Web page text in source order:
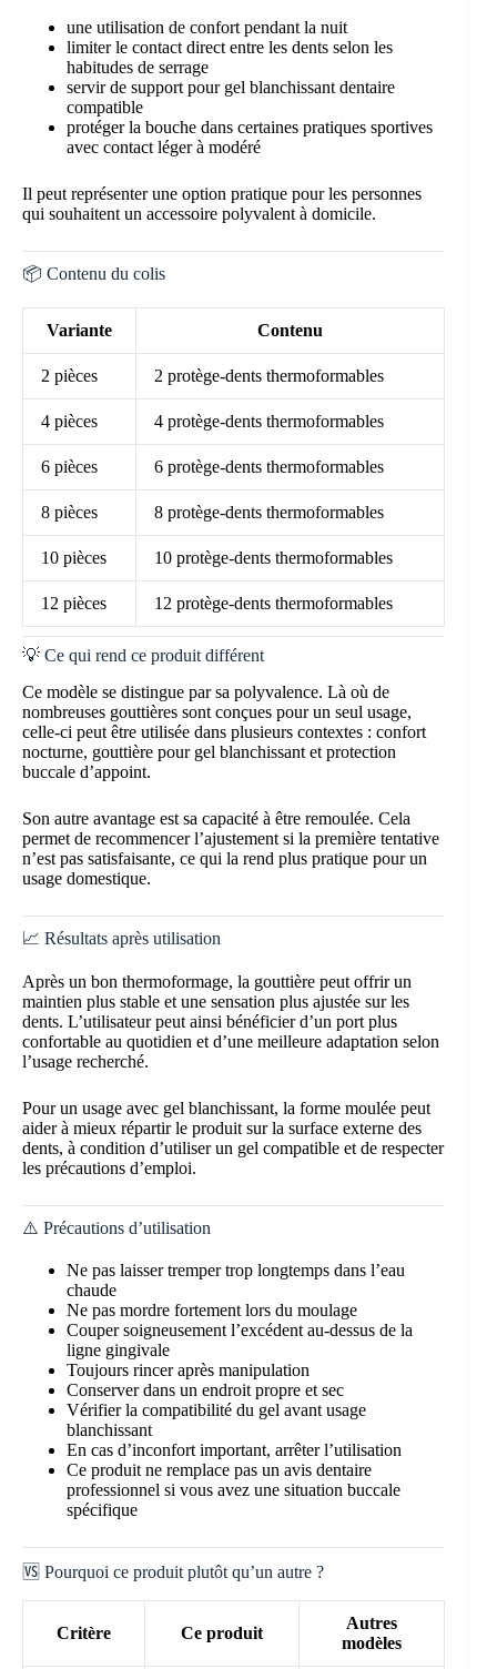
une utilisation de confort pendant la nuit
limiter le contact direct entre les dents selon les
habitudes de serrage
servir de support pour gel blanchissant dentaire
compatible
protéger la bouche dans certaines pratiques sportives
avec contact léger à modéré
Il peut représenter une option pratique pour les personnes
qui souhaitent un accessoire polyvalent à domicile.
📦 Contenu du colis
Variante Contenu
2 pièces 2 protège-dents thermoformables
4 pièces 4 protège-dents thermoformables
6 pièces 6 protège-dents thermoformables
8 pièces 8 protège-dents thermoformables
10 pièces 10 protège-dents thermoformables
12 pièces 12 protège-dents thermoformables
💡 Ce qui rend ce produit différent
Ce modèle se distingue par sa polyvalence. Là où de
nombreuses gouttières sont conçues pour un seul usage,
celle-ci peut être utilisée dans plusieurs contextes : confort
nocturne, gouttière pour gel blanchissant et protection
buccale d’appoint.
Son autre avantage est sa capacité à être remoulée. Cela
permet de recommencer l’ajustement si la première tentative
n’est pas satisfaisante, ce qui la rend plus pratique pour un
usage domestique.
📈 Résultats après utilisation
Après un bon thermoformage, la gouttière peut offrir un
maintien plus stable et une sensation plus ajustée sur les
dents. L’utilisateur peut ainsi bénéficier d’un port plus
confortable au quotidien et d’une meilleure adaptation selon
l’usage recherché.
Pour un usage avec gel blanchissant, la forme moulée peut
aider à mieux répartir le produit sur la surface externe des
dents, à condition d’utiliser un gel compatible et de respecter
les précautions d’emploi.
⚠️ Précautions d’utilisation
Ne pas laisser tremper trop longtemps dans l’eau
chaude
Ne pas mordre fortement lors du moulage
Couper soigneusement l’excédent au-dessus de la
ligne gingivale
Toujours rincer après manipulation
Conserver dans un endroit propre et sec
Vérifier la compatibilité du gel avant usage
blanchissant
En cas d’inconfort important, arrêter l’utilisation
Ce produit ne remplace pas un avis dentaire
professionnel si vous avez une situation buccale
spécifique
🆚 Pourquoi ce produit plutôt qu’un autre ?
Critère Ce produit
Autres
modèles